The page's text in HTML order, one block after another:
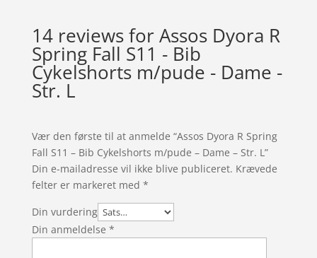
14 reviews forAssos Dyora R
Spring Fall S11 - Bib
Cykelshorts m/pude - Dame -
Str. L
Vær den første til at anmelde “Assos Dyora R Spring
Fall S11 – Bib Cykelshorts m/pude – Dame – Str. L”
Din e-mailadresse vil ikke blive publiceret. Krævede
felter er markeret med *
Din vurdering
Din anmeldelse *